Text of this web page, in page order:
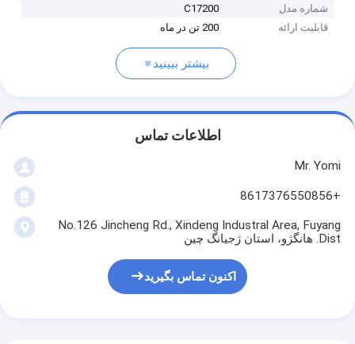
شماره مدل
C17200
قابلیت ارائه
200 تن در ماه
بیشتر ببینید
اطلاعات تماس
Mr. Yomi
+8617376550856
No.126 Jincheng Rd., Xindeng Industral Area, Fuyang
Dist. هانگژو، استان ژجیانگ چین
اکنون تماس بگیرید